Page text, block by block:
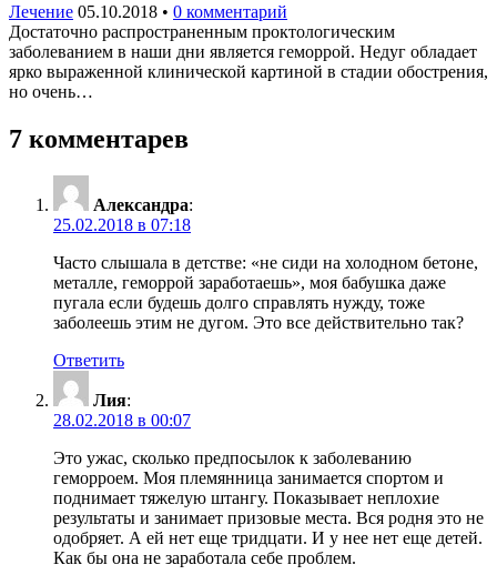
Лечение 05.10.2018 • 0 комментарий
Достаточно распространенным проктологическим
заболеванием в наши дни является геморрой. Недуг обладает
ярко выраженной клинической картиной в стадии обострения,
но очень…
7 комментарев
Александра:
25.02.2018 в 07:18
Часто слышала в детстве: «не сиди на холодном бетоне,
металле, геморрой заработаешь», моя бабушка даже
пугала если будешь долго справлять нужду, тоже
заболеешь этим не дугом. Это все действительно так?
Ответить
Лия:
28.02.2018 в 00:07
Это ужас, сколько предпосылок к заболеванию
геморроем. Моя племянница занимается спортом и
поднимает тяжелую штангу. Показывает неплохие
результаты и занимает призовые места. Вся родня это не
одобряет. А ей нет еще тридцати. И у нее нет еще детей.
Как бы она не заработала себе проблем.